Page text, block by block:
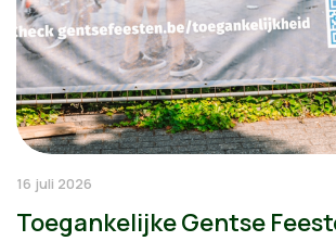
16 juli 2026
Toegankelijke Gentse